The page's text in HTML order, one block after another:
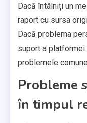
Dacă întâlniți un
raport cu sursa
Dacă problema
suport a
problemele
Probleme
în timpul